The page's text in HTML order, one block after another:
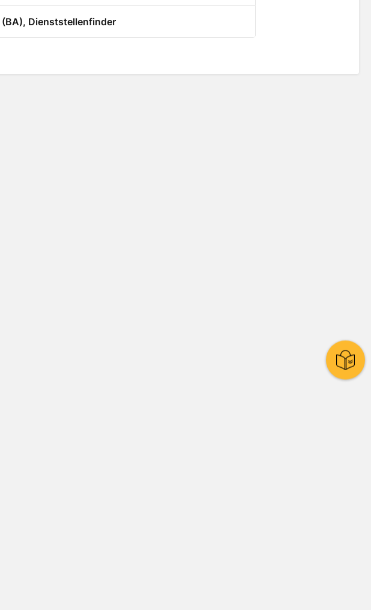
Dienststellenfinder